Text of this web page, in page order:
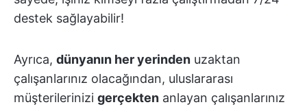
destek sağlayabilir!
Ayrıca, dünyanın her yerinden uzaktan
çalışanlarınız olacağından, uluslararası
müşterilerinizi gerçekten anlayan çalışanlarınız